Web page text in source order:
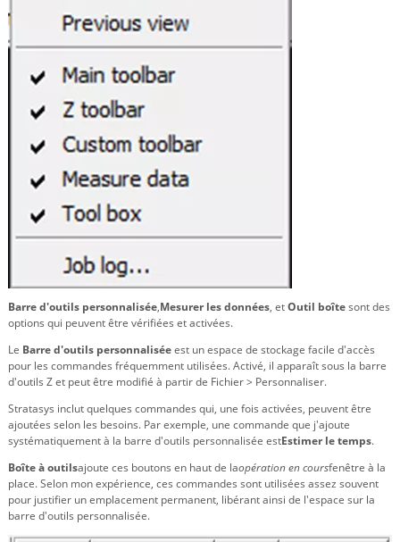
Barre d'outils personnalisée,Mesurer les données, etOutil boîtesont des
options qui peuvent être vérifiées et activées.
Le Barre d'outils personnaliséeest un espace de stockage facile d'accès
pour les commandes fréquemment utilisées. Activé, il apparaît sous la barre
d'outils Z et peut être modifié à partir de Fichier > Personnaliser.
Stratasys inclut quelques commandes qui, une fois activées, peuvent être
ajoutées selon les besoins. Par exemple, une commande que j'ajoute
systématiquement à la barre d'outils personnalisée estEstimer le temps.
Boîte à outilsajoute ces boutons en haut de laopération en coursfenêtre à la
place. Selon mon expérience, ces commandes sont utilisées assez souvent
pour justifier un emplacement permanent, libérant ainsi de l'espace sur la
barre d'outils personnalisée.